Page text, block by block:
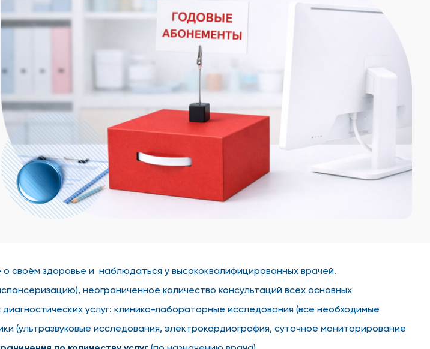
своём здоровье и наблюдаться у высококвалифицированных врачей.
неограниченное количество консультаций всех основных
услуг: клинико-лабораторные исследования (все необходимые
(ультразвуковые исследования, электрокардиография, суточное мониторирование